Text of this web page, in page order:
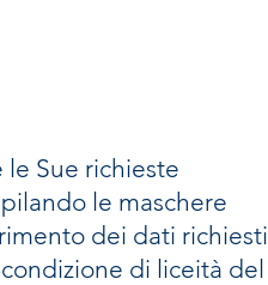
Sue richieste
le maschere
dei dati richiesti
di liceità del